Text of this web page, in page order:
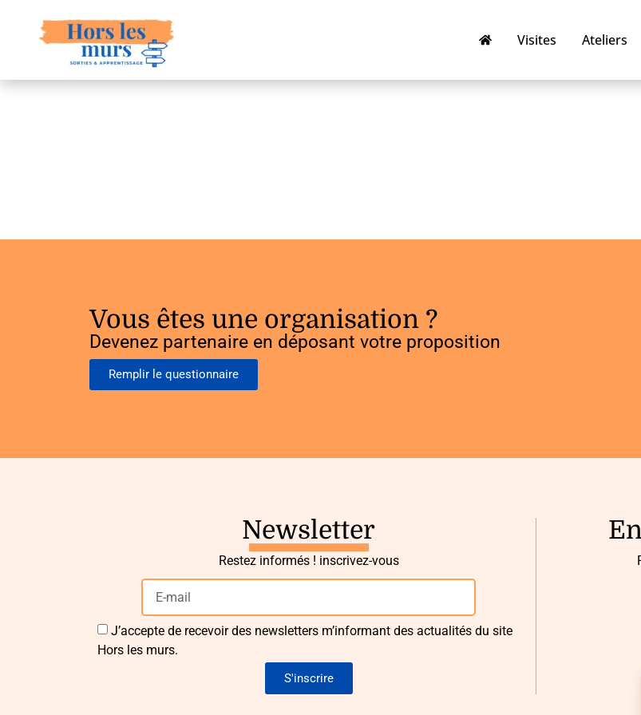
Visites Ateliers
Vous êtes une organisation ?
Devenez partenaire en déposant votre proposition
Remplir le questionnaire
Newsletter
Restez informés ! inscrivez-vous
J’accepte de recevoir des newsletters m’informant des actualités du site
Hors les murs.
S'inscrire